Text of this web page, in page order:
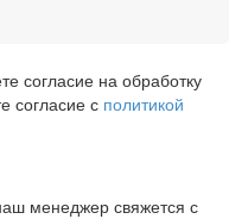
согласие на обработку
согласие с политикой
менеджер свяжется с